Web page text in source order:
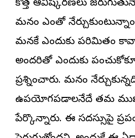
కొత్త ఆవిష్కరణలు
మనం ఎంతో
మనకే ఎందుకు పరిమితం
అందరితో ఎందుకు
ప్రశ్నించారు. మనం
ఉపయోగపడాలనేదే తమ
పేర్కొన్నారు. ఈ సదస్సుపై